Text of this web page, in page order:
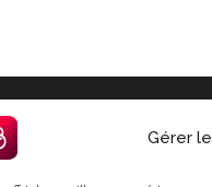
Gérer
Bnbzen